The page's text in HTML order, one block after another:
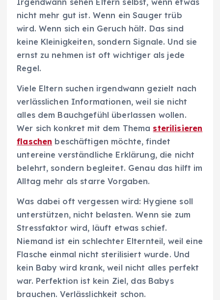
Irgendwann sehen Eltern selbst, wenn etwas
nicht mehr gut ist. Wenn ein Sauger trüb
wird. Wenn sich ein Geruch hält. Das sind
keine Kleinigkeiten, sondern Signale. Und sie
ernst zu nehmen ist oft wichtiger als jede
Regel.
Viele Eltern suchen irgendwann gezielt nach
verlässlichen Informationen, weil sie nicht
alles dem Bauchgefühl überlassen wollen.
Wer sich konkret mit dem Thema sterilisieren
flaschen beschäftigen möchte, findet
untereine verständliche Erklärung, die nicht
belehrt, sondern begleitet. Genau das hilft im
Alltag mehr als starre Vorgaben.
Was dabei oft vergessen wird: Hygiene soll
unterstützen, nicht belasten. Wenn sie zum
Stressfaktor wird, läuft etwas schief.
Niemand ist ein schlechter Elternteil, weil eine
Flasche einmal nicht sterilisiert wurde. Und
kein Baby wird krank, weil nicht alles perfekt
war. Perfektion ist kein Ziel, das Babys
brauchen. Verlässlichkeit schon.